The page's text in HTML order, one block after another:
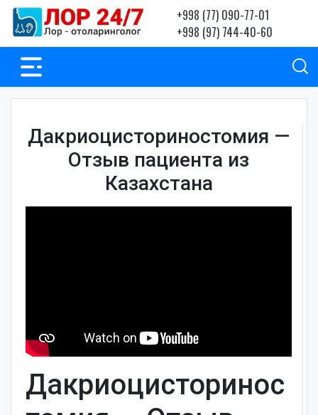
+998 (77) 090-77-01
+998 (97) 744-40-60
Дакриоцисториностомия —
Отзыв пациента из
Казахстана
Дакриоцисторинос